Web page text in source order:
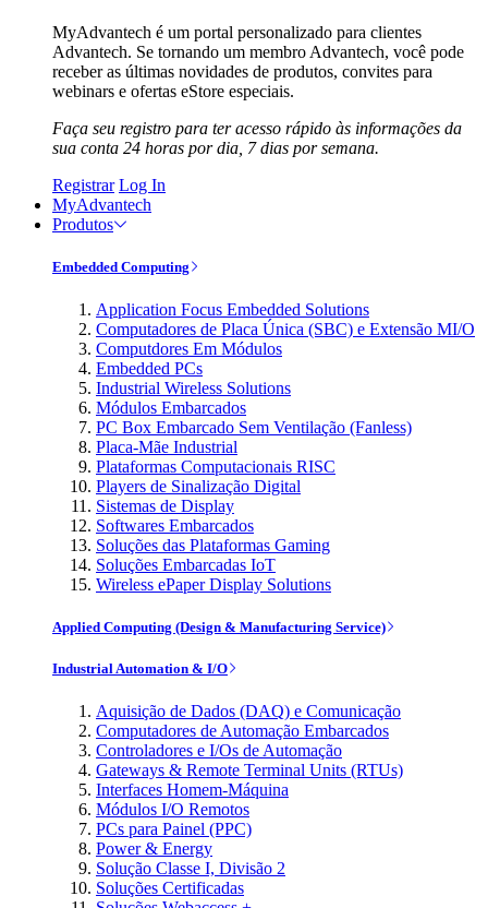
MyAdvantech é um portal personalizado para clientes
Advantech. Se tornando um membro Advantech, você pode
receber as últimas novidades de produtos, convites para
webinars e ofertas eStore especiais.
Faça seu registro para ter acesso rápido às informações da
sua conta 24 horas por dia, 7 dias por semana.
Registrar Log In
MyAdvantech
Produtos
Embedded Computing
Application Focus Embedded Solutions
Computadores de Placa Única (SBC) e Extensão MI/O
Computdores Em Módulos
Embedded PCs
Industrial Wireless Solutions
Módulos Embarcados
PC Box Embarcado Sem Ventilação (Fanless)
Placa-Mãe Industrial
Plataformas Computacionais RISC
Players de Sinalização Digital
Sistemas de Display
Softwares Embarcados
Soluções das Plataformas Gaming
Soluções Embarcadas IoT
Wireless ePaper Display Solutions
Applied Computing (Design & Manufacturing Service)
Industrial Automation & I/O
Aquisição de Dados (DAQ) e Comunicação
Computadores de Automação Embarcados
Controladores e I/Os de Automação
Gateways & Remote Terminal Units (RTUs)
Interfaces Homem-Máquina
Módulos I/O Remotos
PCs para Painel (PPC)
Power & Energy
Solução Classe I, Divisão 2
Soluções Certificadas